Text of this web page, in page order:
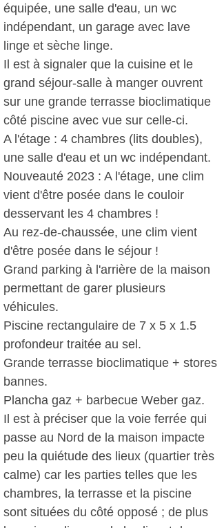
équipée, une salle d'eau, un wc
indépendant, un garage avec lave
linge et sèche linge.
Il est à signaler que la cuisine et le
grand séjour-salle à manger ouvrent
sur une grande terrasse bioclimatique
côté piscine avec vue sur celle-ci.
A l'étage : 4 chambres (lits doubles),
une salle d'eau et un wc indépendant.
Nouveauté 2023 : A l'étage, une clim
vient d'être posée dans le couloir
desservant les 4 chambres !
Au rez-de-chaussée, une clim vient
d'être posée dans le séjour !
Grand parking à l'arrière de la maison
permettant de garer plusieurs
véhicules.
Piscine rectangulaire de 7 x 5 x 1.5
profondeur traitée au sel.
Grande terrasse bioclimatique + stores
bannes.
Plancha gaz + barbecue Weber gaz.
Il est à préciser que la voie ferrée qui
passe au Nord de la maison impacte
peu la quiétude des lieux (quartier très
calme) car les parties telles que les
chambres, la terrasse et la piscine
sont situées du côté opposé ; de plus